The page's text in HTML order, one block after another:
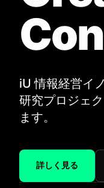
iU 情報経営イ
研究プロジェ
ます。
詳しく見る